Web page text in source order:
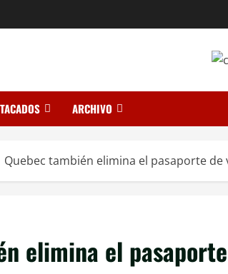
ARCHIVO
Quebec también elimina el pasaporte de
elimina el